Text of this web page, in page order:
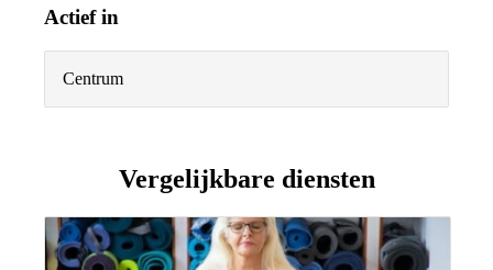
Actief in
Centrum
Vergelijkbare diensten